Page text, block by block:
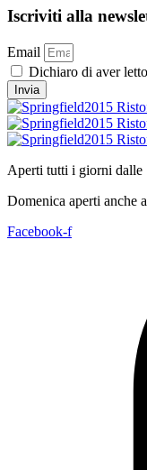
Iscriviti alla
Email
Dichiaro di aver
Invia
Aperti tutti i giorni dalle
Domenica aperti anche
Facebook-f